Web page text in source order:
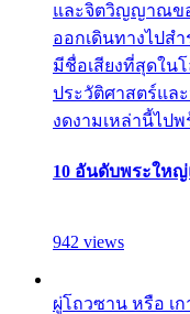
และจิตวิญญาณขอ
ออกเดินทางไปส
มีชื่อเสียงที่สุดใน
ประวัติศาสตร์แล
งดงามเหล่านี้ไป
10 อันดับพระให
942 views
ผู่โถวซาน หรือ เก